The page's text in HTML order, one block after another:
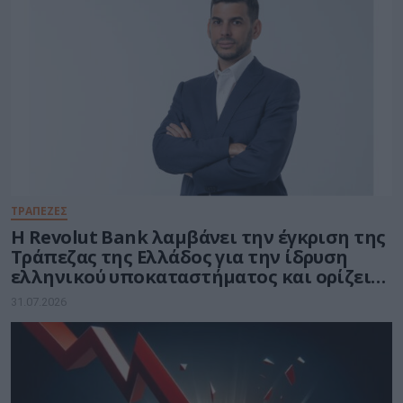
ΤΡΑΠΕΖΕΣ
Η Revolut Bank λαμβάνει την έγκριση της
Τράπεζας της Ελλάδος για την ίδρυση
ελληνικού υποκαταστήματος και ορίζει
τον Βασίλη Αμεράνη Γενικό Διευθυντή
31.07.2026